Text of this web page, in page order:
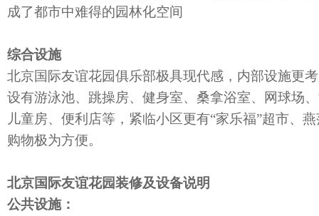
成了都市中难得的园林化空间
综合设施
北京国际友谊花园俱乐部极具现代感，内部设施更
设有游泳池、跳操房、健身室、桑拿浴室、网球场
儿童房、便利店等，紧临小区更有“家乐福”超市、
购物极为方便。
北京国际友谊花园装修及设备说明
公共设施：